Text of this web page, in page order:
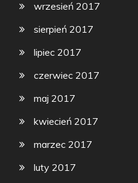
wrzesień 2017
sierpień 2017
lipiec 2017
czerwiec 2017
maj 2017
kwiecień 2017
marzec 2017
luty 2017